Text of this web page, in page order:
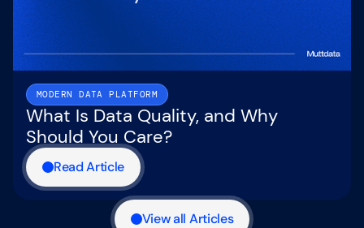
MODERN DATA PLATFORM
What Is Data Quality, and Why
Should You Care?
Read Article
View all Articles